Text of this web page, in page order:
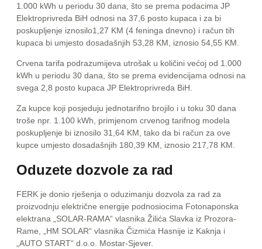
1.000 kWh u periodu 30 dana, što se prema podacima JP
Elektroprivreda BiH odnosi na 37,6 posto kupaca i za bi
poskupljenje iznosilo1,27 KM (4 feninga dnevno) i račun tih
kupaca bi umjesto dosadašnjih 53,28 KM, iznosio 54,55 KM.
Crvena tarifa podrazumijeva utrošak u količini većoj od 1.000
kWh u periodu 30 dana, što se prema evidencijama odnosi na
svega 2,8 posto kupaca JP Elektroprivreda BiH.
Za kupce koji posjeduju jednotarifno brojilo i u toku 30 dana
troše npr. 1.100 kWh, primjenom crvenog tarifnog modela
poskupljenje bi iznosilo 31,64 KM, tako da bi račun za ove
kupce umjesto dosadašnjih 180,39 KM, iznosio 217,78 KM.
Oduzete dozvole za rad
FERK je donio rješenja o oduzimanju dozvola za rad za
proizvodnju električne energije podnosiocima Fotonaponska
elektrana „SOLAR-RAMA“ vlasnika Žilića Slavka iz Prozora-
Rame, „HM SOLAR“ vlasnika Čizmića Hasnije iz Kaknja i
„AUTO START“ d.o.o. Mostar-Sjever.